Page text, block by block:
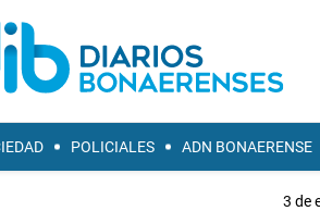
POLICIALES ADN BONAERENSE
3 de